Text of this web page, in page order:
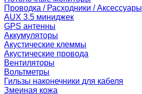
Проводка / Расходники / Аксессуары
AUX 3.5 миниджек
GPS антенны
Аккумуляторы
Акустические клеммы
Акустические провода
Вентиляторы
Вольтметры
Гильзы наконечники для кабеля
Змеиная кожа